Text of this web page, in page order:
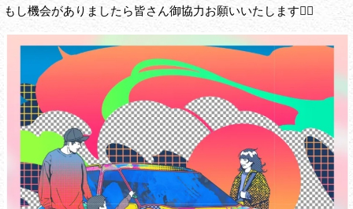
もし機会がありましたら皆さん御協力お願いいたします🙇‍♀️